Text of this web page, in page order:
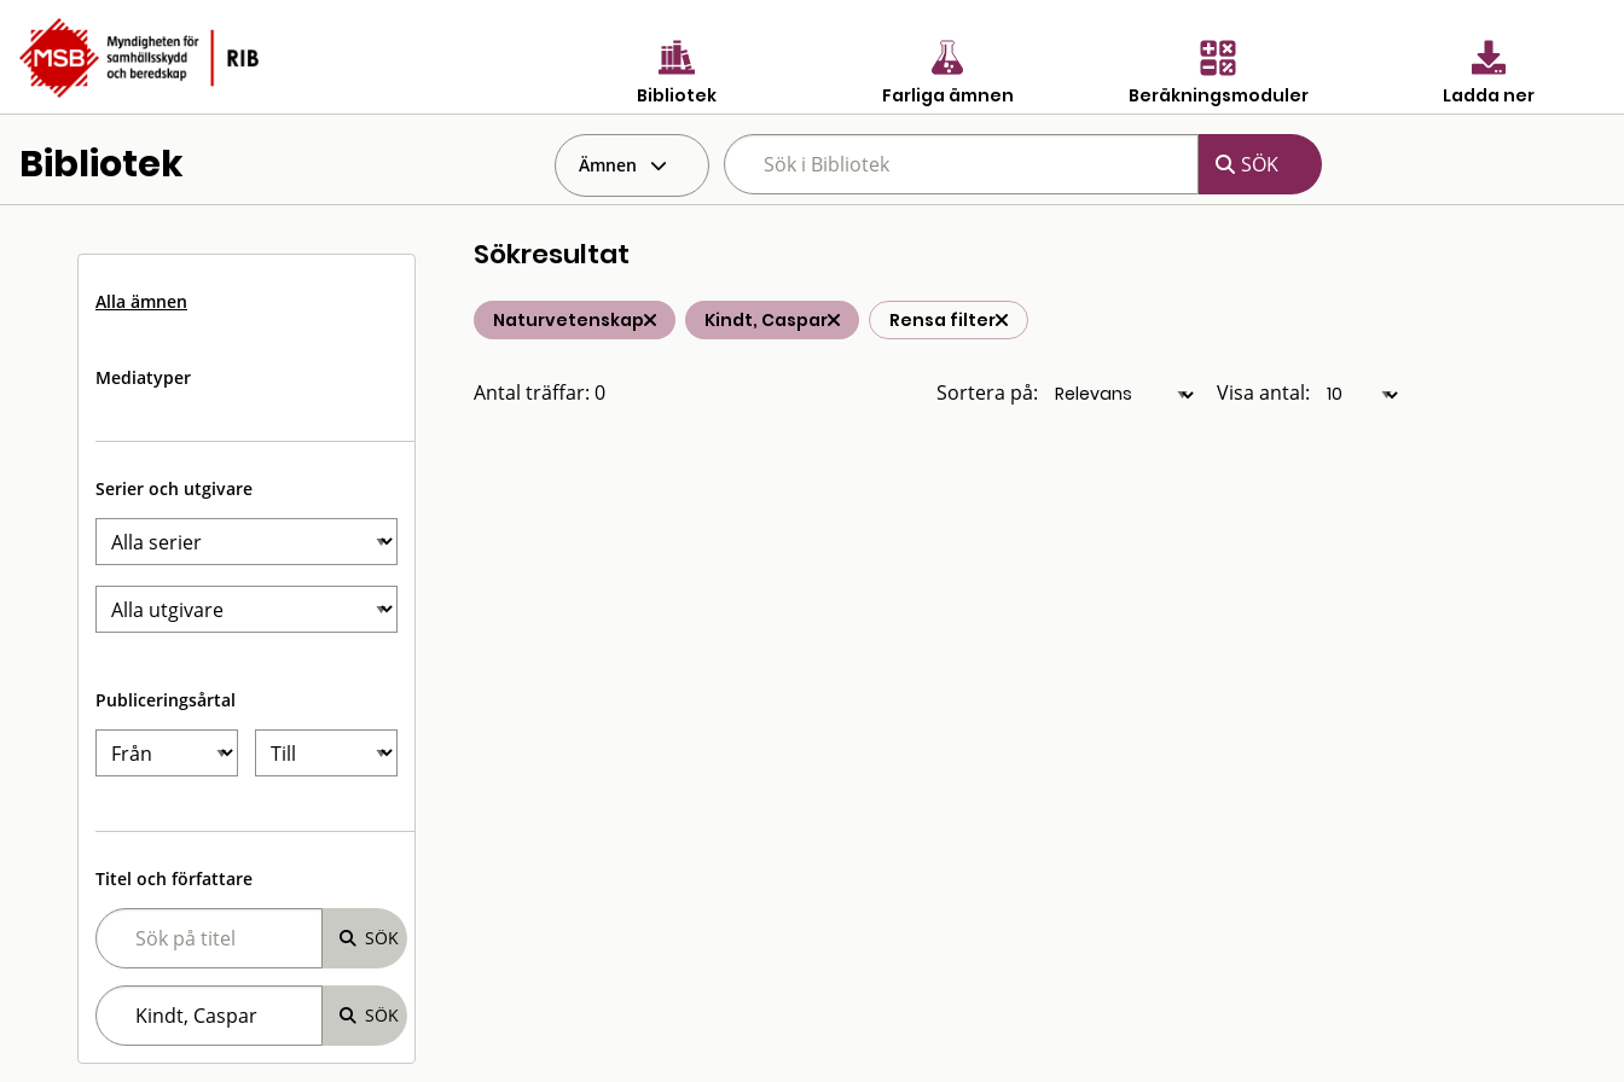
Bibliotek Farliga ämnen Beräkningsmoduler Ladda ner
Bibliotek Ämnen
Alla ämnen
Mediatyper
Serier och utgivare
Publiceringsårtal
Titel och författare
Sökresultat
Naturvetenskap Kindt, Caspar Rensa filter
Antal träffar: 0 Sortera på: Visa antal: